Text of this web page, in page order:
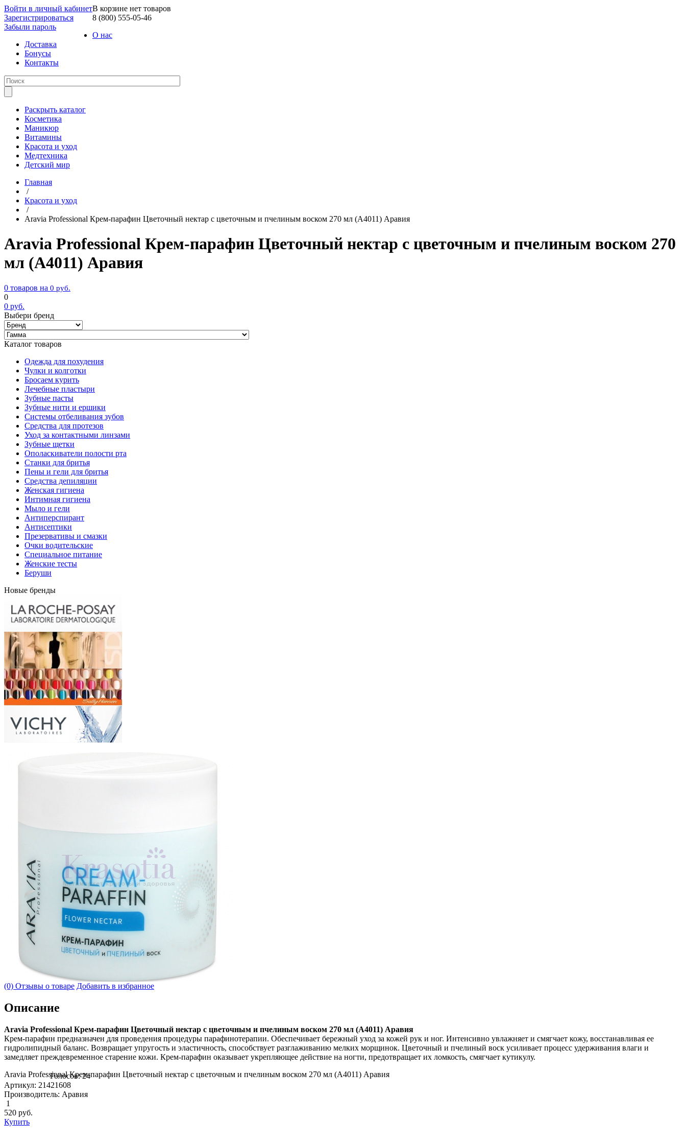
Войти в личный кабинет
Зарегистрироваться
Забыли пароль
В корзине нет товаров
8 (800) 555-05-46
О нас
Доставка
Бонусы
Контакты
Раскрыть каталог
Косметика
Маникюр
Витамины
Красота и уход
Медтехника
Детский мир
Главная
/
Красота и уход
/
Aravia Professional Крем-парафин Цветочный нектар с цветочным и пчелиным воском 270 мл (А4011) Аравия
Aravia Professional Крем-парафин Цветочный нектар с цветочным и пчелиным воском 270
мл (А4011) Аравия
0 товаров на 0 руб.
0
0 руб.
Выбери бренд
Каталог товаров
Одежда для похудения
Чулки и колготки
Бросаем курить
Лечебные пластыри
Зубные пасты
Зубные нити и ершики
Системы отбеливания зубов
Средства для протезов
Уход за контактными линзами
Зубные щетки
Ополаскиватели полости рта
Станки для бритья
Пены и гели для бритья
Средства депиляции
Женская гигиена
Интимная гигиена
Мыло и гели
Антиперспирант
Антисептики
Презервативы и смазки
Очки водительские
Специальное питание
Женские тесты
Беруши
Новые бренды
(0) Отзывы о товаре Добавить в избранное
Описание
Aravia Professional Крем-парафин Цветочный нектар с цветочным и пчелиным воском 270 мл (А4011) Аравия
Крем-парафин предназначен для проведения процедуры парафинотерапии. Обеспечивает бережный уход за кожей рук и ног. Интенсивно увлажняет и смягчает кожу, восстанавливая ее
гидролипидный баланс. Возвращает упругость и эластичность, способствует разглаживанию мелких морщинок. Цветочный и пчелиный воск усиливает процесс удерживания влаги и
замедляет преждевременное старение кожи. Крем-парафин оказывает укрепляющее действие на ногти, предотвращает их ломкость, смягчает кутикулу.
Aravia Professional Крем-парафин Цветочный нектар с цветочным и пчелиным воском 270 мл (А4011) Аравия
Голосов: 24
Артикул: 21421608
Производитель: Аравия
1
520 руб.
Купить